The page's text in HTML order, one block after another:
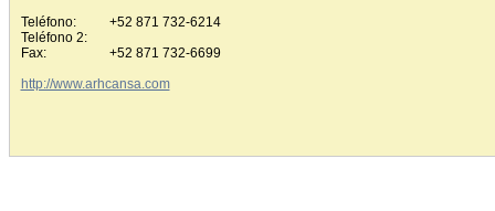
Teléfono:
+52 871 732-6214
Teléfono 2:
Fax:
+52 871 732-6699
http://www.arhcansa.com